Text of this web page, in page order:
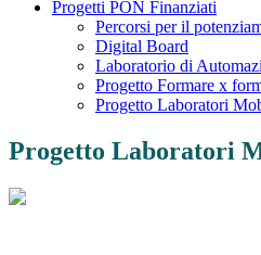
Progetti PON Finanziati
Percorsi per il
Digital Board
Laboratorio di
Progetto Formare x
Progetto Laboratori
Progetto Laboratori